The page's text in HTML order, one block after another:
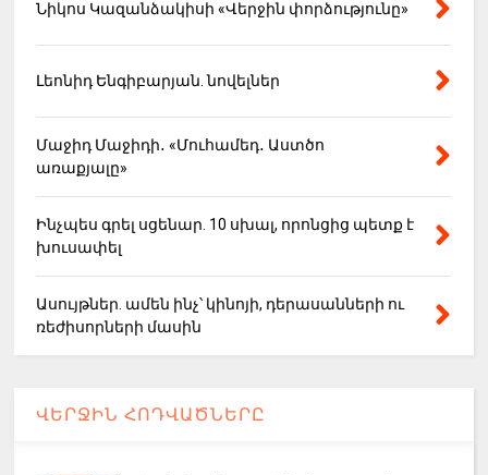
Նիկոս Կազանձակիսի «Վերջին փորձությունը»
Լեոնիդ Ենգիբարյան. նովելներ
Մաջիդ Մաջիդի․ «Մուհամեդ․ Աստծո
առաքյալը»
Ինչպես գրել սցենար. 10 սխալ, որոնցից պետք է
խուսափել
Ասույթներ. ամեն ինչ՝ կինոյի, դերասանների ու
ռեժիսորների մասին
ՎԵՐՋԻՆ ՀՈԴՎԱԾՆԵՐԸ